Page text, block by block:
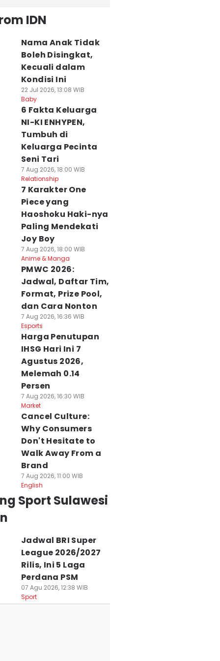
IDN
Nama Anak Tidak
Boleh Disingkat,
Kecuali dalam
Kondisi Ini
22 Jul 2026, 13:08 WIB
Baby
6 Fakta Keluarga
NI-KI ENHYPEN,
Tumbuh di
Keluarga Pecinta
Seni Tari
7 Aug 2026, 18:00 WIB
Relationship
7 Karakter One
Piece yang
Haoshoku Haki-nya
Paling Mendekati
Joy Boy
7 Aug 2026, 18:00 WIB
Anime & Manga
PMWC 2026:
Jadwal, Daftar Tim,
Format, Prize Pool,
dan Cara Nonton
7 Aug 2026, 16:36 WIB
Esports
Harga Penutupan
IHSG Hari Ini 7
Agustus 2026,
Melemah 0.14
Persen
7 Aug 2026, 16:30 WIB
Market
Cancel Culture:
Why Consumers
Don't Hesitate to
Walk Away From a
Brand
7 Aug 2026, 11:00 WIB
English
Sport Sulawesi
Jadwal BRI Super
League 2026/2027
Rilis, Ini 5 Laga
Perdana PSM
07 Agu 2026, 12:38 WIB
Sport